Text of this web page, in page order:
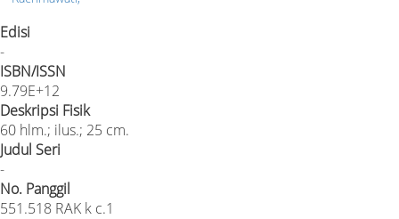
Edisi
-
ISBN/ISSN
9.79E+12
Deskripsi Fisik
60 hlm.; ilus.; 25 cm.
Judul Seri
-
No. Panggil
551.518 RAK k c.1